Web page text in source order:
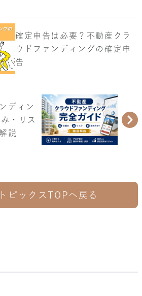
確定申告は必要？不動産クラ
ウドファンディングの確定申
告
ディン
・リス
説
ピックスTOPへ戻る